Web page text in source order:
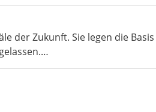
der Zukunft. Sie legen die Basis